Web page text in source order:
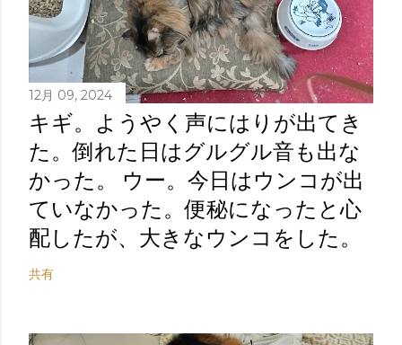
12月 09, 2024
キギ。ようやく声にはりが出てき
た。倒れた日はグルグル音も出な
かった。 ウー。今日はウンコが出
ていなかった。便秘になったと心
配したが、大きなウンコをした。
共有